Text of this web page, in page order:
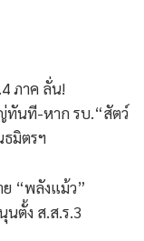
ติการมีลักษณะ
อมกันนี้นายสมชาย
บตีผู้ชุมนุมที่ทำเนียบ
น. วันที่ 27
กันอภิปรายแสดง
ภาค ลั่น!
ทันที-หาก รบ.“สัตว์
มิตรฯ
“พลังแม้ว”
ตั้ง ส.ส.ร.3